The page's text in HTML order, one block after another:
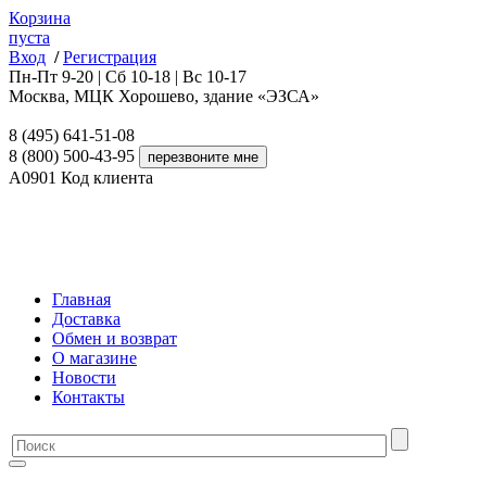
Корзина
пуста
Вход / Регистрация
Пн-Пт 9-20 | Сб 10-18 | Вс 10-17
Москва, МЦК Хорошево, здание «ЭЗСА»
8 (495) 641-51-08
8 (800) 500-43-95
A0901 Код клиента
Главная
Доставка
Обмен и возврат
О магазине
Новости
Контакты